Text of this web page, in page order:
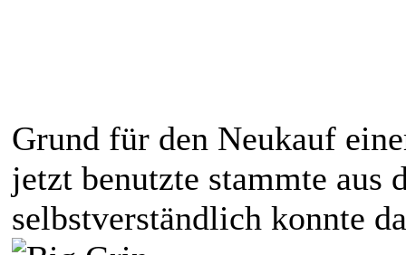
Grund für den Neukauf
jetzt benutzte stammte aus
selbstverständlich konnte